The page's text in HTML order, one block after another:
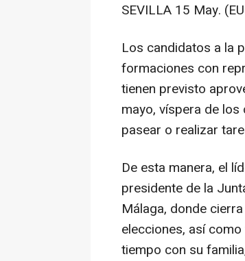
SEVILLA 15 May.
Los candidatos a la
formaciones con
tienen previsto
mayo, víspera de
pasear o realizar
De esta manera, el
presidente de la
Málaga, donde
elecciones, así
tiempo con su